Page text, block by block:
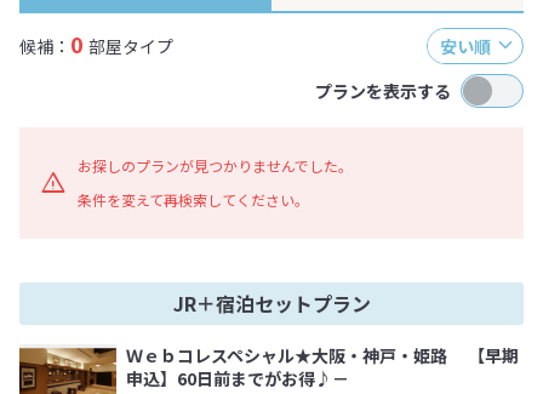
候補： 0 部屋タイプ
安い順
プランを表示する
お探しのプランが見つかりませんでした。
条件を変えて再検索してください。
JR＋宿泊セットプラン
Ｗｅｂコレスペシャル★大阪・神戸・姫路 【早期
申込】60日前までがお得♪－